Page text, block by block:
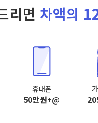
리면 차액의
휴대폰
50만원+@